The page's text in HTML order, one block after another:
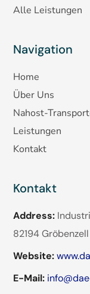
Alle Leistungen
Navigation
Home
Über Uns
Nahost-
Leistungen
Kontakt
Kontakt
Address:
82194 Gröbenzell
Website:
E-Mail: